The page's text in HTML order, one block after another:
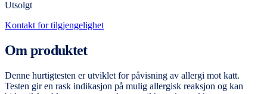
Utsolgt
Kontakt for tilgjengelighet
Om produktet
Denne hurtigtesten er utviklet for påvisning av allergi mot katt.
Testen gir en rask indikasjon på mulig allergisk reaksjon og kan